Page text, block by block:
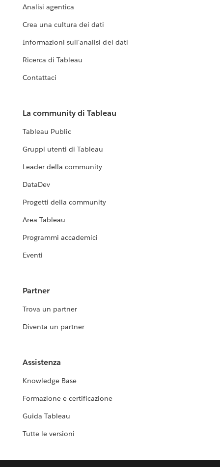
Analisi agentica
Crea una cultura dei dati
Informazioni sull'analisi dei dati
Ricerca di Tableau
Contattaci
La community di Tableau
Tableau Public
Gruppi utenti di Tableau
Leader della community
DataDev
Progetti della community
Area Tableau
Programmi accademici
Eventi
Partner
Trova un partner
Diventa un partner
Assistenza
Knowledge Base
Formazione e certificazione
Guida Tableau
Tutte le versioni